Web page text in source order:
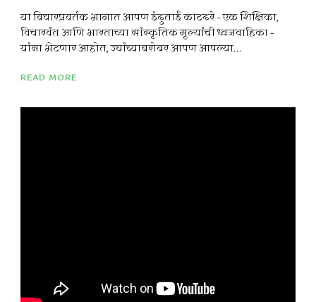
या विचारप्रवर्तक भागात आपण इंदुताई काटदरे – एक शिक्षिका,
विचारवंत आणि भारताच्या सांस्कृतिक मूल्यांची ध्वजवाहिका –
यांना भेटणार आहोत, ज्यांच्याबरोबर आपण आपल्या...
READ MORE